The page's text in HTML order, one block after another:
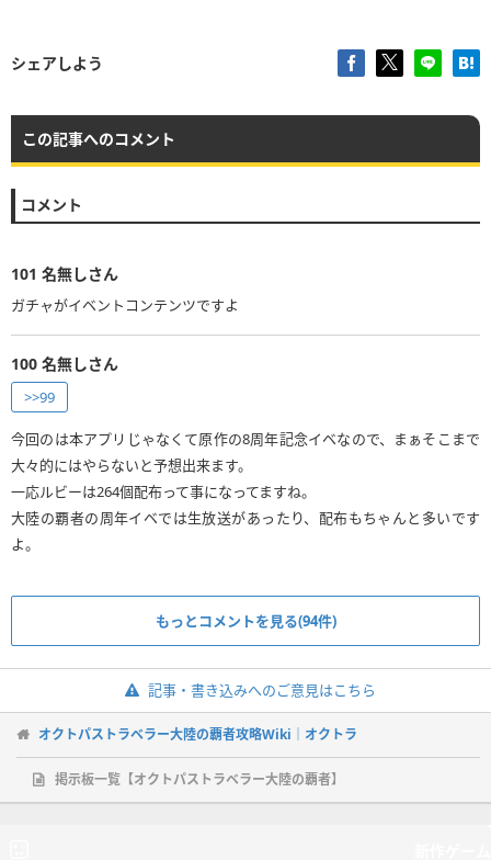
シェアしよう
この記事へのコメント
コメント
101 名無しさん
ガチャがイベントコンテンツですよ
100 名無しさん
>>99
今回のは本アプリじゃなくて原作の8周年記念イベなので、まぁそこまで
大々的にはやらないと予想出来ます。
一応ルビーは264個配布って事になってますね。
大陸の覇者の周年イベでは生放送があったり、配布もちゃんと多いです
よ。
もっとコメントを見る(94件)
記事・書き込みへのご意見はこちら
オクトパストラベラー大陸の覇者攻略Wiki｜オクトラ
掲示板一覧【オクトパストラベラー大陸の覇者】